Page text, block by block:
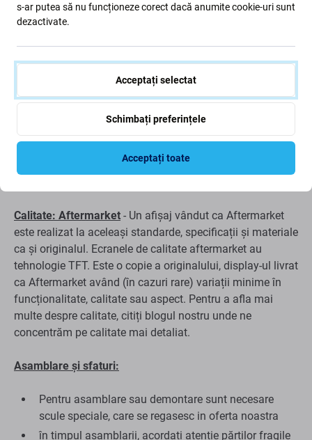
Dacă aveți un afișaj LCD deteriorat sau sticlă tactilă pe
aveți nevoie pentru ca dispozitivul să funcționeze din nou.
Acest set contine:
Sticla tactilă
Calitate: Aftermarket - Un afișaj vândut ca Aftermarket
este realizat la aceleași standarde, specificații și materiale
ca și originalul. Ecranele de calitate aftermarket au
tehnologie TFT. Este o copie a originalului, display-ul livrat
ca Aftermarket având (în cazuri rare) variații minime în
funcționalitate, calitate sau aspect. Pentru a afla mai
multe despre calitate, citiți blogul nostru unde ne
concentrăm pe calitate mai detaliat.
Asamblare și sfaturi:
Pentru asamblare sau demontare sunt necesare
scule speciale, care se regasesc in oferta noastra
în timpul asamblarii, acordați atenție părților fragile
s-ar putea să nu funcționeze corect dacă anumite cookie-uri sunt
dezactivate.
Acceptați selectat
Schimbați preferințele
Acceptați toate